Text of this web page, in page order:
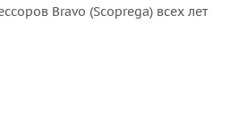
Bravo (Scoprega) всех лет